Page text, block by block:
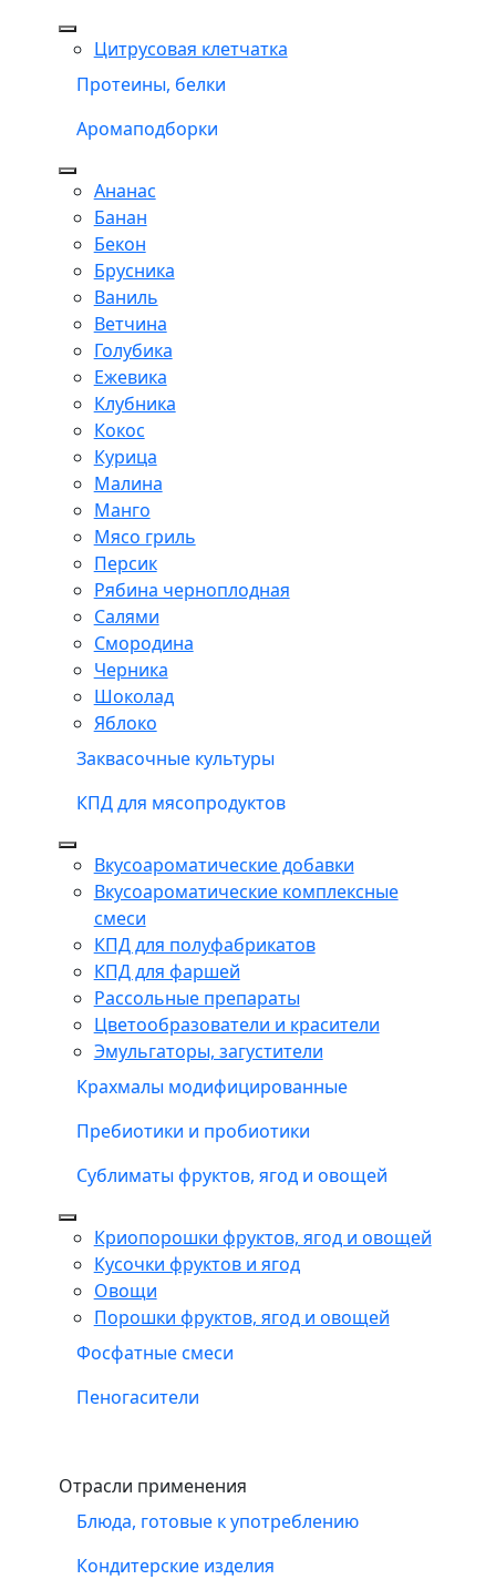
Цитрусовая клетчатка
Протеины, белки
Аромаподборки
Ананас
Банан
Бекон
Брусника
Ваниль
Ветчина
Голубика
Ежевика
Клубника
Кокос
Курица
Малина
Манго
Мясо гриль
Персик
Рябина черноплодная
Салями
Смородина
Черника
Шоколад
Яблоко
Заквасочные культуры
КПД для мясопродуктов
Вкусоароматические добавки
Вкусоароматические комплексные
смеси
КПД для полуфабрикатов
КПД для фаршей
Рассольные препараты
Цветообразователи и красители
Эмульгаторы, загустители
Крахмалы модифицированные
Пребиотики и пробиотики
Сублиматы фруктов, ягод и овощей
Криопорошки фруктов, ягод и овощей
Кусочки фруктов и ягод
Овощи
Порошки фруктов, ягод и овощей
Фосфатные смеси
Пеногасители
Отрасли применения
Блюда, готовые к употреблению
Кондитерские изделия